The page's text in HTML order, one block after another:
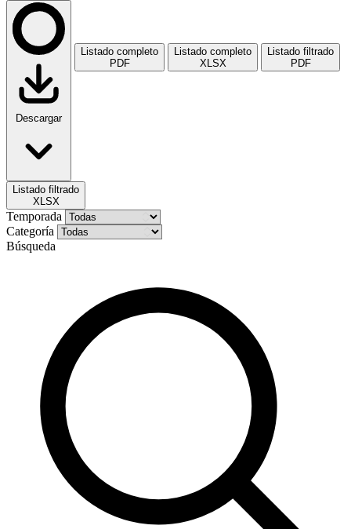
Descargar
Listado completo
PDF
Listado completo
XLSX
Listado filtrado
PDF
Listado filtrado
XLSX
Temporada
Categoría
Búsqueda